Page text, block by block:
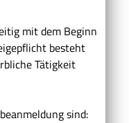
mit dem Beginn
besteht
Tätigkeit
sind: